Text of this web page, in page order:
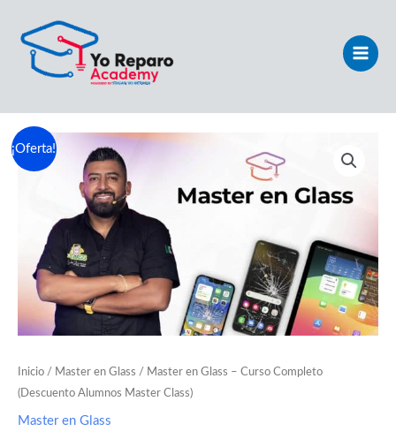
contenido
Menu
¡Oferta!
Inicio / Master en Glass / Master en Glass – Curso Completo
(Descuento Alumnos Master Class)
Master en Glass
El
precio
original
$1,450.00.
precio
$325.00.